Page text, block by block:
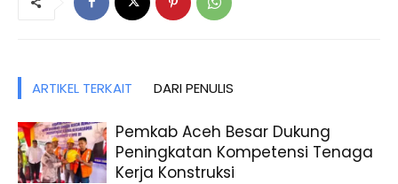
ARTIKEL TERKAIT DARI PENULIS
Pemkab Aceh Besar Dukung
Peningkatan Kompetensi Tenaga
Kerja Konstruksi